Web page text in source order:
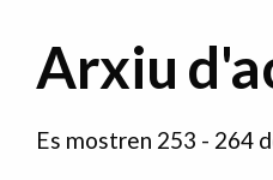
Arxiu
Es mostren 253 - 264